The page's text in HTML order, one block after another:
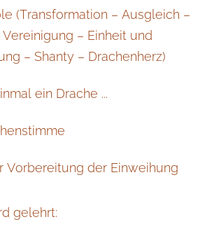
(Transformation – Ausgleich –
Vereinigung – Einheit und
– Shanty – Drachenherz)
ein Drache ...
Vorbereitung der Einweihung
gelehrt: